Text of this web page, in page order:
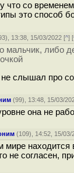
что со
это способ
), 13:38, 15/03/2022 [^] [
мальчик, либо
слышал про
(99), 13:48, 15/03/
она не
(109), 14:52, 15/03/
мире находится
не согласен,